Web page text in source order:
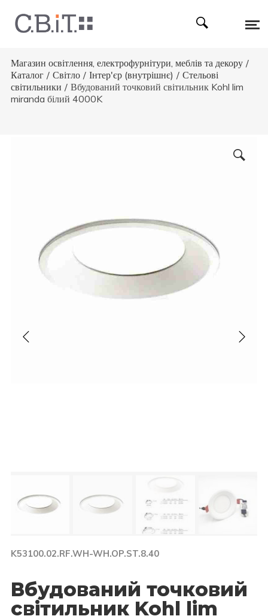
Магазин освітлення, електрофурнітури, меблів та декору /
Каталог / Світло / Інтер'єр (внутрішнє) / Стельові
світильники / Вбудований точковий світильник Kohl lim
miranda білий 4000K
K53100.02.RF.WH-WH.OP.ST.8.40
Вбудований точковий
світильник Kohl lim